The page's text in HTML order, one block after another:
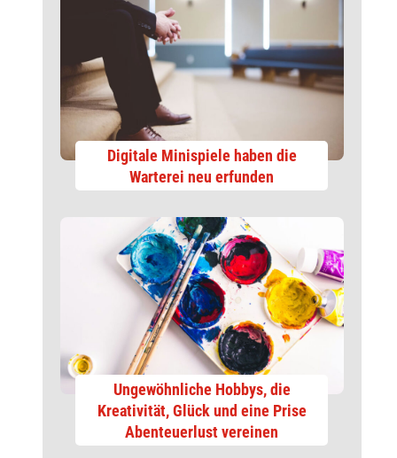
Digitale Minispiele haben die
Warterei neu erfunden
Ungewöhnliche Hobbys, die
Kreativität, Glück und eine Prise
Abenteuerlust vereinen